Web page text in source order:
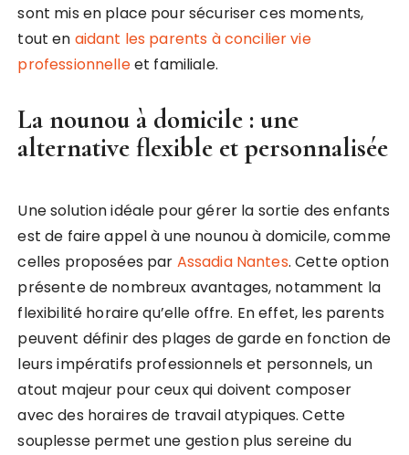
sont mis en place pour sécuriser ces moments,
tout en aidant les parents à concilier vie
professionnelleet familiale.
La nounou à domicile : une
alternative flexible et personnalisée
Une solution idéale pour gérer la sortie des enfants
est de faire appel à une nounou à domicile, comme
celles proposées par Assadia Nantes. Cette option
présente de nombreux avantages, notamment la
flexibilité horaire qu’elle offre. En effet, les parents
peuvent définir des plages de garde en fonction de
leurs impératifs professionnels et personnels, un
atout majeur pour ceux qui doivent composer
avec des horaires de travail atypiques. Cette
souplesse permet une gestion plus sereine du